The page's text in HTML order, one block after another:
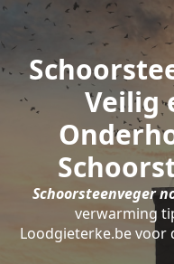
Veilig
Schoorsteenveger
verwarming
Loodgieterke.be voor